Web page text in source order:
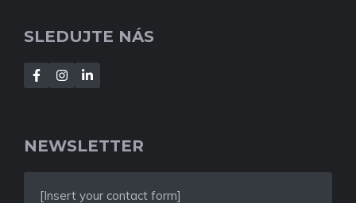
SLEDUJTE NÁS
NEWSLETTER
[Insert your contact form]